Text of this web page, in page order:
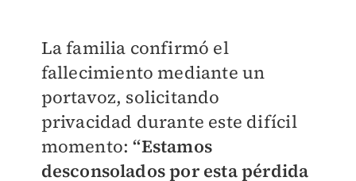
La familia confirmó el
fallecimiento mediante un
portavoz, solicitando
privacidad durante este difícil
momento:“Estamos
desconsolados por esta pérdida